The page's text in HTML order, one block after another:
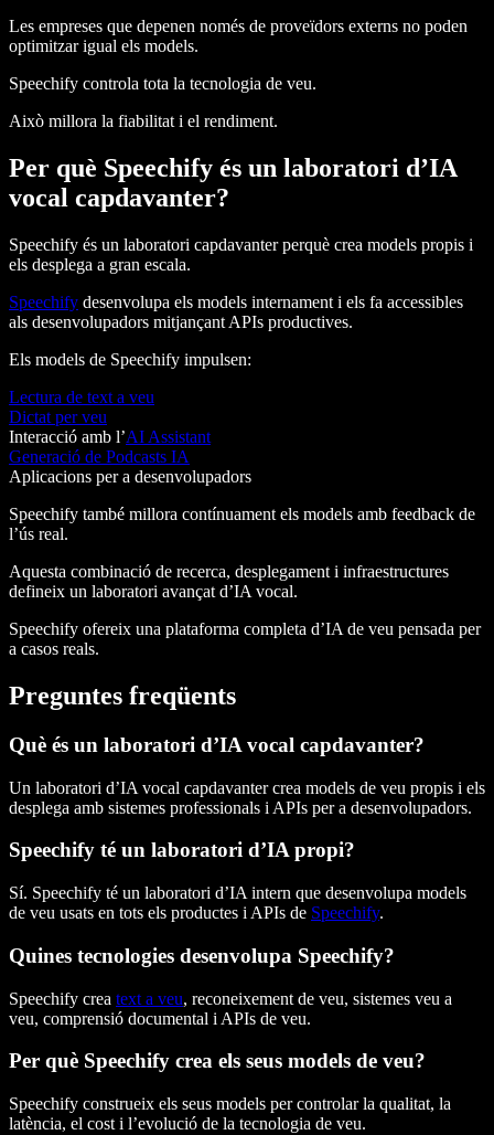
Les empreses que depenen només de proveïdors externs no poden
optimitzar igual els models.
Speechify controla tota la tecnologia de veu.
Això millora la fiabilitat i el rendiment.
Per què Speechify és un laboratori d’IA
vocal capdavanter?
Speechify és un laboratori capdavanter perquè crea models propis i
els desplega a gran escala.
Speechify desenvolupa els models internament i els fa accessibles
als desenvolupadors mitjançant APIs productives.
Els models de Speechify impulsen:
Lectura de text a veu
Dictat per veu
Interacció amb l’AI Assistant
Generació de Podcasts IA
Aplicacions per a desenvolupadors
Speechify també millora contínuament els models amb feedback de
l’ús real.
Aquesta combinació de recerca, desplegament i infraestructures
defineix un laboratori avançat d’IA vocal.
Speechify ofereix una plataforma completa d’IA de veu pensada per
a casos reals.
Preguntes freqüents
Què és un laboratori d’IA vocal capdavanter?
Un laboratori d’IA vocal capdavanter crea models de veu propis i els
desplega amb sistemes professionals i APIs per a desenvolupadors.
Speechify té un laboratori d’IA propi?
Sí. Speechify té un laboratori d’IA intern que desenvolupa models
de veu usats en tots els productes i APIs de Speechify.
Quines tecnologies desenvolupa Speechify?
Speechify crea text a veu, reconeixement de veu, sistemes veu a
veu, comprensió documental i APIs de veu.
Per què Speechify crea els seus models de veu?
Speechify construeix els seus models per controlar la qualitat, la
latència, el cost i l’evolució de la tecnologia de veu.